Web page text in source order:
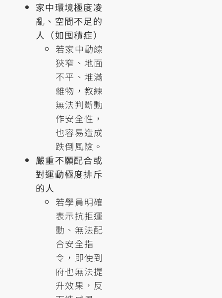
家中環境極度凌
亂、空間不足的
人（如囤積症）
若家中動線
狹窄、地面
不平、堆滿
雜物，教練
無法判斷動
作安全性，
也容易造成
跌倒風險。
嚴重不願配合或
對運動極度排斥
的人
若學員明確
表示抗拒運
動、無法配
合安全指
令，即使到
府也無法提
升效果，反